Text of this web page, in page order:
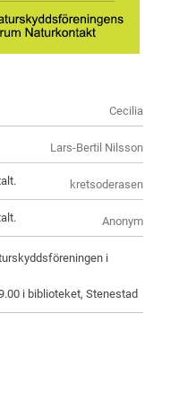
Cecilia
Lars-Bertil Nilsson
kretsoderasen
Anonym
i
i biblioteket, Stenestad